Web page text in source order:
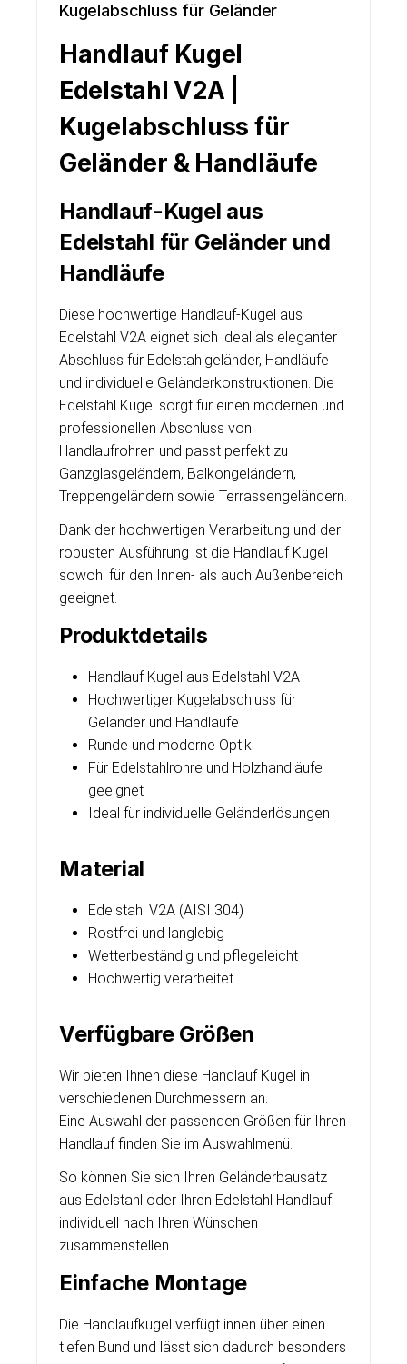
Kugelabschluss für Geländer
Handlauf Kugel
Edelstahl V2A |
Kugelabschluss für
Geländer & Handläufe
Handlauf-Kugel aus
Edelstahl für Geländer und
Handläufe
Diese hochwertige Handlauf-Kugel aus
Edelstahl V2A eignet sich ideal als eleganter
Abschluss für Edelstahlgeländer, Handläufe
und individuelle Geländerkonstruktionen. Die
Edelstahl Kugel sorgt für einen modernen und
professionellen Abschluss von
Handlaufrohren und passt perfekt zu
Ganzglasgeländern, Balkongeländern,
Treppengeländern sowie Terrassengeländern.
Dank der hochwertigen Verarbeitung und der
robusten Ausführung ist die Handlauf Kugel
sowohl für den Innen- als auch Außenbereich
geeignet.
Produktdetails
Handlauf Kugel aus Edelstahl V2A
Hochwertiger Kugelabschluss für
Geländer und Handläufe
Runde und moderne Optik
Für Edelstahlrohre und Holzhandläufe
geeignet
Ideal für individuelle Geländerlösungen
Material
Edelstahl V2A (AISI 304)
Rostfrei und langlebig
Wetterbeständig und pflegeleicht
Hochwertig verarbeitet
Verfügbare Größen
Wir bieten Ihnen diese Handlauf Kugel in
verschiedenen Durchmessern an.
Eine Auswahl der passenden Größen für Ihren
Handlauf finden Sie im Auswahlmenü.
So können Sie sich Ihren Geländerbausatz
aus Edelstahl oder Ihren Edelstahl Handlauf
individuell nach Ihren Wünschen
zusammenstellen.
Einfache Montage
Die Handlaufkugel verfügt innen über einen
tiefen Bund und lässt sich dadurch besonders